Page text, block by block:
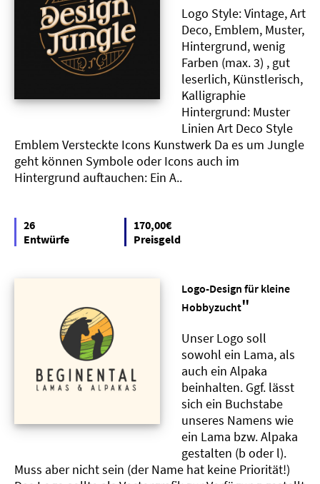
Logo Style: Vintage, Art
Deco, Emblem, Muster,
Hintergrund, wenig
Farben (max. 3) , gut
leserlich, Künstlerisch,
Kalligraphie
Hintergrund: Muster
Linien Art Deco Style
Emblem Versteckte Icons Kunstwerk Da es um Jungle
geht können Symbole oder Icons auch im
Hintergrund auftauchen: Ein A..
26
Entwürfe
170,00€
Preisgeld
Logo-Design für kleine
Hobbyzucht"
Unser Logo soll
sowohl ein Lama, als
auch ein Alpaka
beinhalten. Ggf. lässt
sich ein Buchstabe
unseres Namens wie
ein Lama bzw. Alpaka
gestalten (b oder l).
Muss aber nicht sein (der Name hat keine Priorität!)